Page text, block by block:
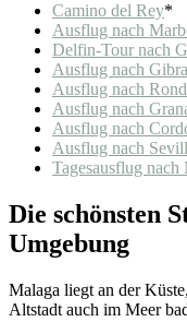
Camino del Rey*
Ausflug nach
Delfin-Tour nach
Ausflug nach
Ausflug nach
Ausflug nach
Ausflug nach
Ausflug nach
Tagesausflug
Die schönsten
Umgebung
Malaga liegt an der
Altstadt auch im Meer